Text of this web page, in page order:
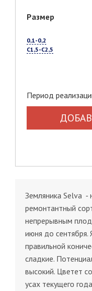
Размер
0,1-0,2
С1,5-С2,5
Период
Земляника Selva -
ремонтантный
непрерывным
июня до сентября.
правильной
сладкие.
высокий. Цветет
усах текущего